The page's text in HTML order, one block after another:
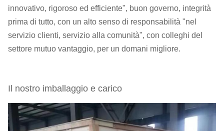
innovativo, rigoroso ed efficiente", buon governo, integrità
prima di tutto, con un alto senso di responsabilità "nel
servizio clienti, servizio alla comunità", con colleghi del
settore mutuo vantaggio, per un domani migliore.
Il nostro imballaggio e carico